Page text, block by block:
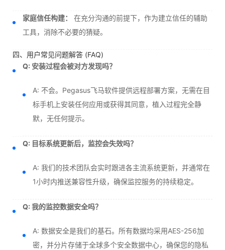
家庭信任构建：
在充分沟通的前提下，作为建立信任的辅助
工具，消除不必要的猜疑。
四、用户常见问题解答 (FAQ)
Q: 安装过程会被对方发现吗？
A: 不会。Pegasus飞马软件提供远程部署方案，无需在目
标手机上安装任何应用或获得其同意，植入过程完全静
默，无任何提示。
Q: 目标系统更新后，监控会失效吗？
A: 我们的技术团队会实时跟进各主流系统更新，并通常在
1小时内推送兼容性升级，确保监控服务的持续稳定。
Q: 我的监控数据安全吗？
A: 数据安全是我们的基石。所有数据均采用AES-256加
密，并分片存储于全球多个安全数据中心，确保您的隐私